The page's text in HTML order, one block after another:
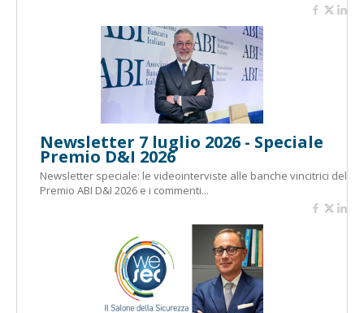
Newsletter 7 luglio 2026 - Speciale
Premio D&I 2026
Newsletter speciale: le videointerviste alle banche vincitrici del
Premio ABI D&I 2026 e i commenti...